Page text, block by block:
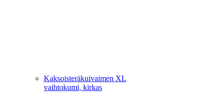
Kaksoisteräkuivaimen XL
vaihtokumi, kirkas